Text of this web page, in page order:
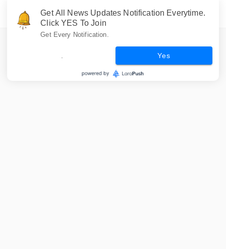
Get All News Updates Notification Everytime.
Click YES To Join
Get Every Notification.
Yes